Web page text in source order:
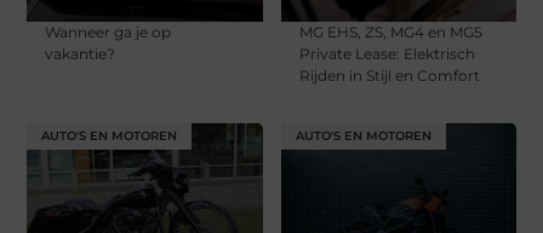
Wanneer ga je op
vakantie?
MG EHS, ZS, MG4 en MG5
Private Lease: Elektrisch
Rijden in Stijl en Comfort
AUTO'S EN MOTOREN AUTO'S EN MOTOREN